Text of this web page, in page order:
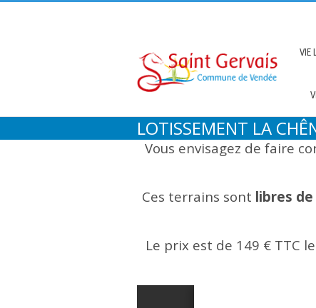
VIE
LOTISSEMENT LA
Vous envisagez de faire
Ces terrains sont libres
Le prix est de 149 € TTC